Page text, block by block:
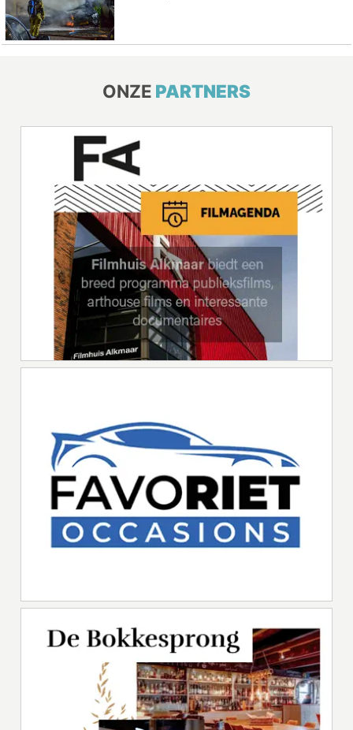
ONZE PARTNERS